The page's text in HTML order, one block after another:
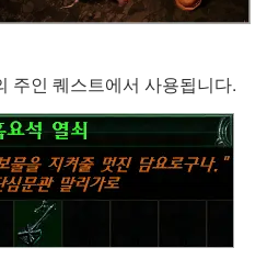
주인 퀘스트에서 사용됩니다.